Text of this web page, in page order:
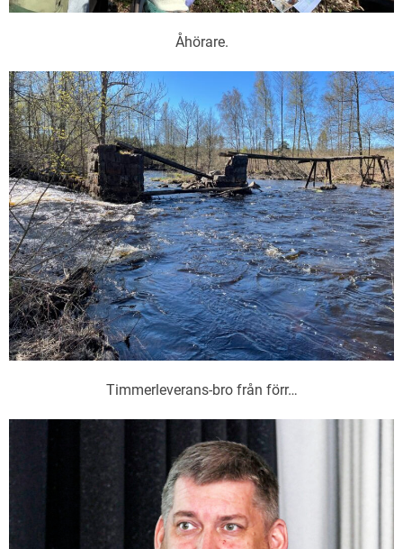
Åhörare.
Timmerleverans-bro från förr…